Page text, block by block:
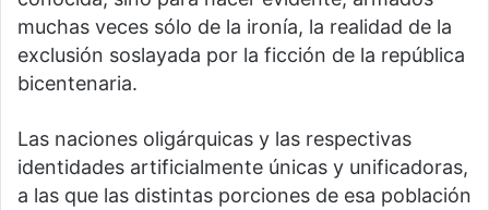
muchas veces sólo de la ironía, la realidad de la
exclusión soslayada por la ficción de la república
bicentenaria.
Las naciones oligárquicas y las respectivas
identidades artificialmente únicas y unificadoras,
a las que las distintas porciones de esa población